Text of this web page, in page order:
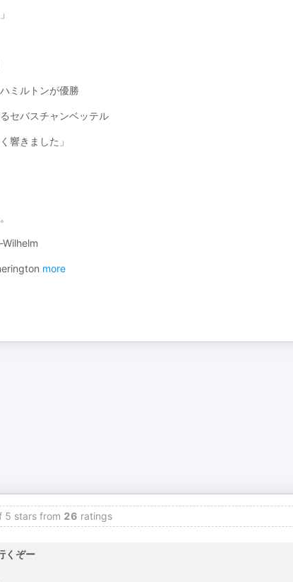
ミルトンが優勝
セバスチャンベッテル
響きました」
more
5 stars from 26 ratings
くぞー